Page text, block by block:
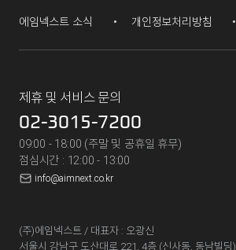
에임넥스트 소식 개인정보처리방침
제휴 및 서비스 문의
02-3015-7200
09:00 - 18:00 (주말 및 공휴일 휴무)
점심시간 : 12:00 - 13:00
info@aimnext.co.kr
(주)에임넥스트 / 대표자 : 오광신
서울시 강남구 도산대로 221, 4층 (신사동, 동남빌딩)